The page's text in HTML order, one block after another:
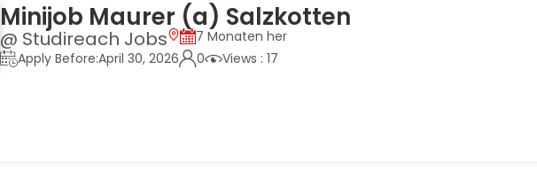
Minijob Maurer (a) Salzkotten
@ Studireach Jobs
7 Monaten her
Apply Before:April 30, 2026
0 Views : 17